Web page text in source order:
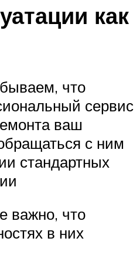
как
что
сервис
ваш
с ним
стандартных
важно, что
в них